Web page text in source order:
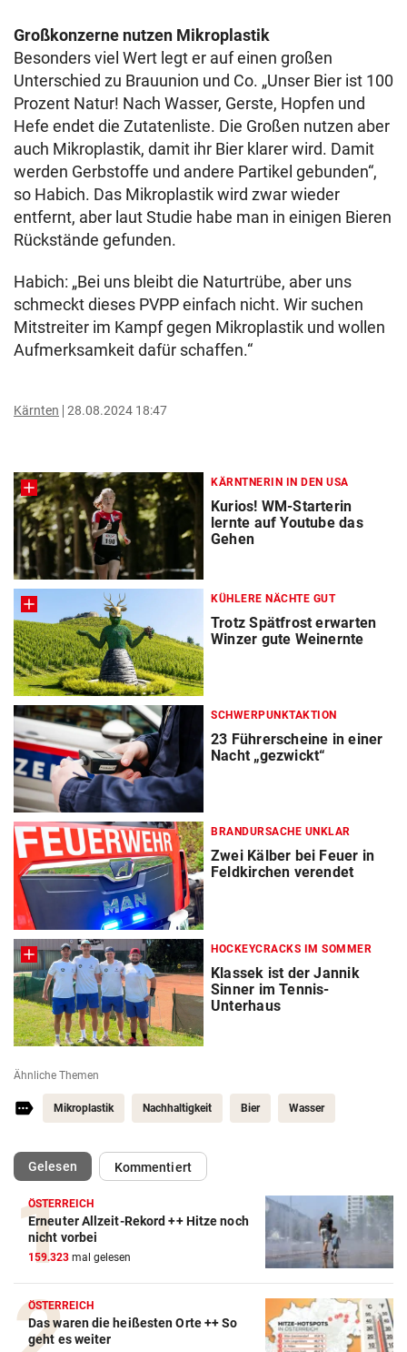
Großkonzerne nutzen Mikroplastik
Besonders viel Wert legt er auf einen großen
Unterschied zu Brauunion und Co. „Unser Bier ist 100
Prozent Natur! Nach Wasser, Gerste, Hopfen und
Hefe endet die Zutatenliste. Die Großen nutzen aber
auch Mikroplastik, damit ihr Bier klarer wird. Damit
werden Gerbstoffe und andere Partikel gebunden“,
so Habich. Das Mikroplastik wird zwar wieder
entfernt, aber laut Studie habe man in einigen Bieren
Rückstände gefunden.
Habich: „Bei uns bleibt die Naturtrübe, aber uns
schmeckt dieses PVPP einfach nicht. Wir suchen
Mitstreiter im Kampf gegen Mikroplastik und wollen
Aufmerksamkeit dafür schaffen.“
Kärnten 28.08.2024 18:47
KÄRNTNERIN IN DEN USA
Kurios! WM-Starterin
lernte auf Youtube das
Gehen
KÜHLERE NÄCHTE GUT
Trotz Spätfrost erwarten
Winzer gute Weinernte
SCHWERPUNKTAKTION
23 Führerscheine in einer
Nacht „gezwickt“
BRANDURSACHE UNKLAR
Zwei Kälber bei Feuer in
Feldkirchen verendet
HOCKEYCRACKS IM SOMMER
Klassek ist der Jannik
Sinner im Tennis-
Unterhaus
Ähnliche Themen
Mikroplastik Nachhaltigkeit Bier Wasser
Gelesen(ausgewählt)Kommentiert
ÖSTERREICH
Erneuter Allzeit-Rekord ++ Hitze noch
nicht vorbei
159.323 mal gelesen
ÖSTERREICH
Das waren die heißesten Orte ++ So
geht es weiter